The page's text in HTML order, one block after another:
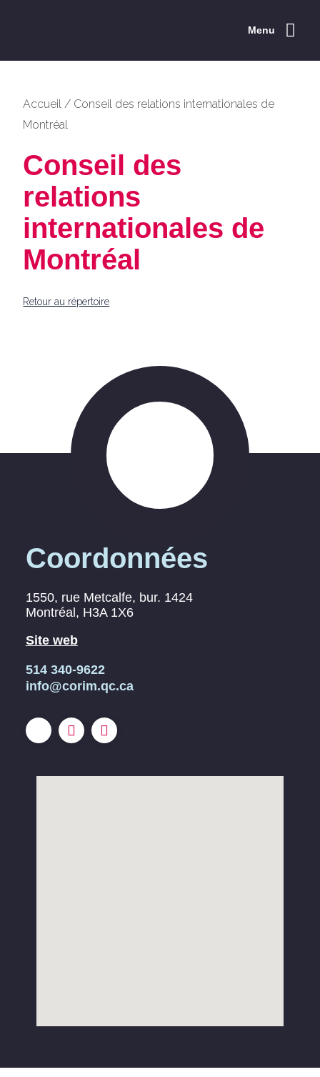
Menu
Accueil / Conseil des relations internationales de
Montréal
Conseil des
relations
internationales de
Montréal
Retour au répertoire
Coordonnées
1550, rue Metcalfe, bur. 1424
Montréal, H3A 1X6
Site web
514 340-9622
info@corim.qc.ca